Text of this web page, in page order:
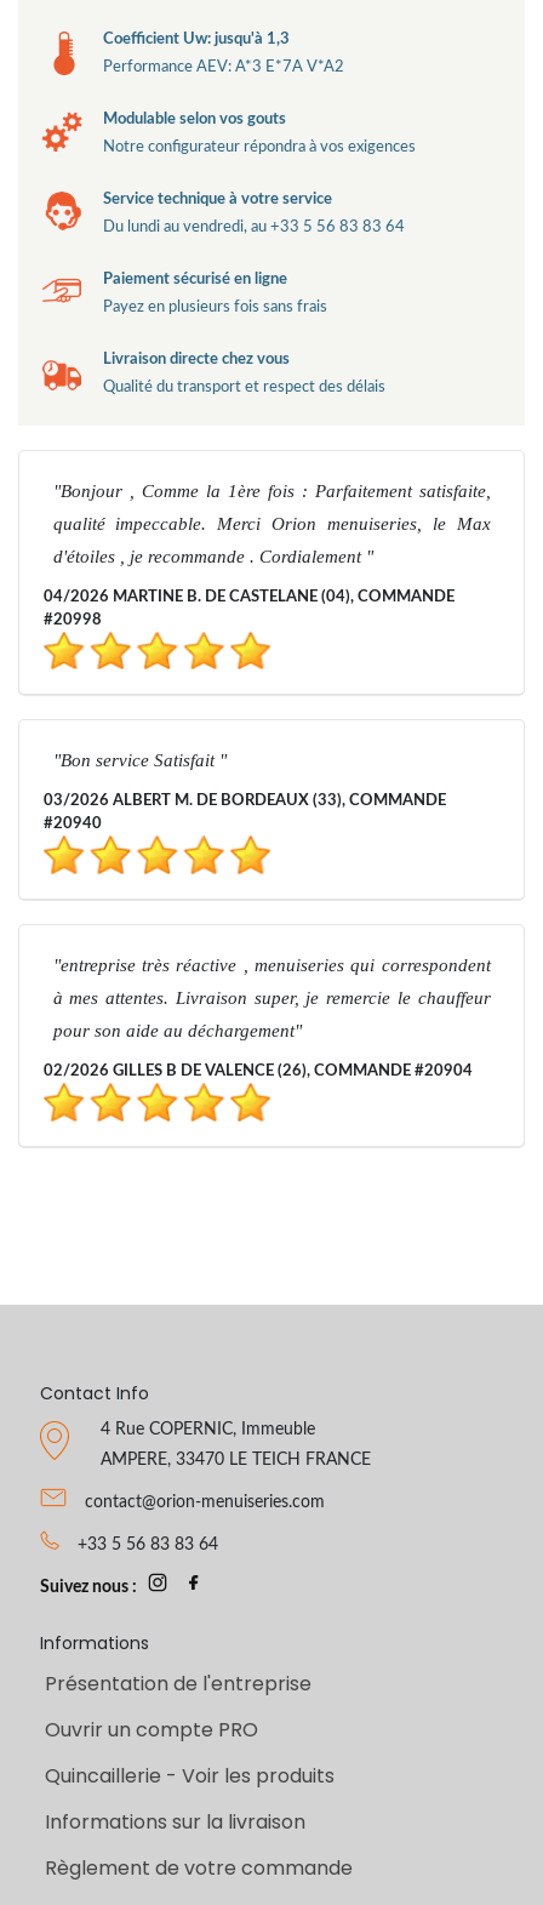
Coefficient Uw: jusqu'à 1,3
Performance AEV: A*3 E*7A V*A2
Modulable selon vos gouts
Notre configurateur répondra à vos exigences
Service technique à votre service
Du lundi au vendredi, au +33 5 56 83 83 64
Paiement sécurisé en ligne
Payez en plusieurs fois sans frais
Livraison directe chez vous
Qualité du transport et respect des délais
Bonjour , Comme la 1ère fois : Parfaitement satisfaite,
qualité impeccable. Merci Orion menuiseries, le Max
d'étoiles , je recommande . Cordialement
04/2026 MARTINE B. DE CASTELANE (04), COMMANDE
#20998
Bon service Satisfait
03/2026 ALBERT M. DE BORDEAUX (33), COMMANDE
#20940
entreprise très réactive , menuiseries qui correspondent
à mes attentes. Livraison super, je remercie le chauffeur
pour son aide au déchargement
02/2026 GILLES B DE VALENCE (26), COMMANDE #20904
Contact Info
4 Rue COPERNIC, Immeuble
AMPERE, 33470 LE TEICH FRANCE
contact@orion-menuiseries.com
+33 5 56 83 83 64
Suivez nous :
Informations
Présentation de l'entreprise
Ouvrir un compte PRO
Quincaillerie - Voir les produits
Informations sur la livraison
Règlement de votre commande